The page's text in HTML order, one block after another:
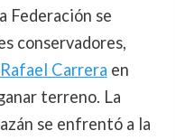
Federación se
conservadores,
Rafael Carrera en
terreno. La
se enfrentó a la